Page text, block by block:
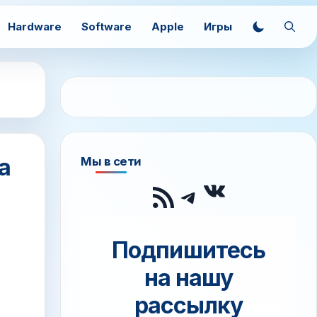
Hardware Software Apple Игры
Мы в сети
RSS-лента
Telegram
Подпишитесь
на нашу
рассылку